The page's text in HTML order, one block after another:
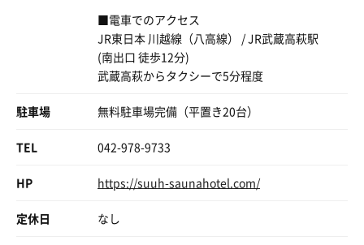
そんなこんなで3セット
こりゃ穴場だね😏
■電車でのアクセス
JR東日本 川越線（八高線） / JR武蔵高萩駅
(南出口 徒歩12分)
武蔵高萩からタクシーで5分程度
駐車場 無料駐車場完備（平置き20台）
TEL 042-978-9733
HP https://suuh-saunahotel.com/
定休日 なし